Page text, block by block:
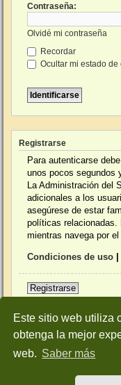
Este sitio web utiliza
obtenga la mejor
web. Saber más
Contraseña:
Olvidé mi contraseña
Recordar
Ocultar mi estado
Registrarse
Para autenticarse
unos pocos segundos
La Administración del
adicionales a los
asegúrese de estar
políticas relacionadas.
mientras navega por
Condiciones de uso
Registrarse
Inicio Índice general
Desarrollado porphpBB